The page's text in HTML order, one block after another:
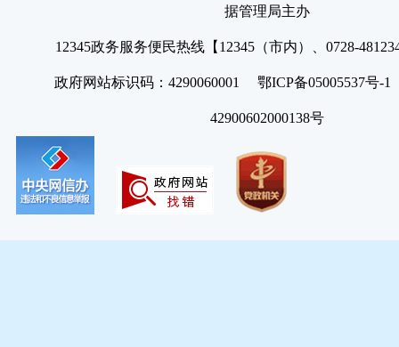
据管理局主办
12345政务服务便民热线【12345（市内）、0728-
政府网站标识码：4290060001 鄂ICP备05005537号
42900602000138号